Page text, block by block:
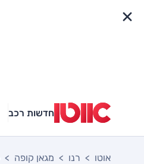
חדשות רכב
אוטו רנו מגאן קופה